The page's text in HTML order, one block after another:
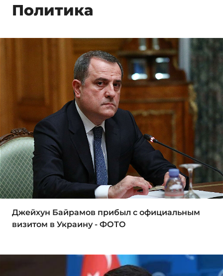
Политика
Джейхун Байрамов прибыл с официальным
визитом в Украину - ФОТО